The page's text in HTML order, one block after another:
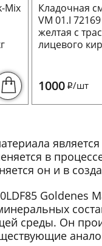
Mix
Кладочная
VM 01.I
желтая с
лицевого
1000 i/шт
в
он и в
Goldenes
среды. Он